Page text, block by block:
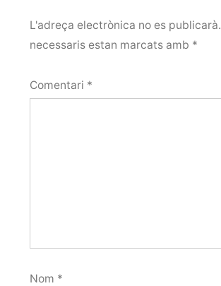
L'adreça electrònica no es publicarà.
necessaris estan marcats amb *
Comentari *
Nom *